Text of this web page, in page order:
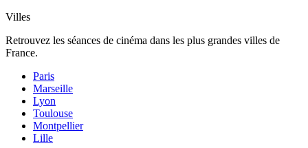
Villes
Retrouvez les séances de cinéma dans les plus grandes villes de
France.
Paris
Marseille
Lyon
Toulouse
Montpellier
Lille